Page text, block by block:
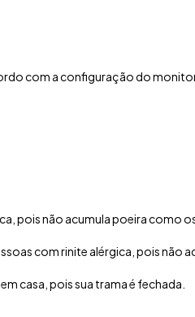
com a configuração do
pois não acumula poeira como
com rinite alérgica, pois não
casa, pois sua trama é fechada.